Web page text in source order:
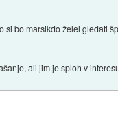
bo marsikdo želel gledati
ali jim je sploh v